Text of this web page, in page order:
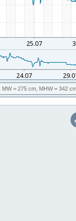
MW= 275 cm, MHW= 342